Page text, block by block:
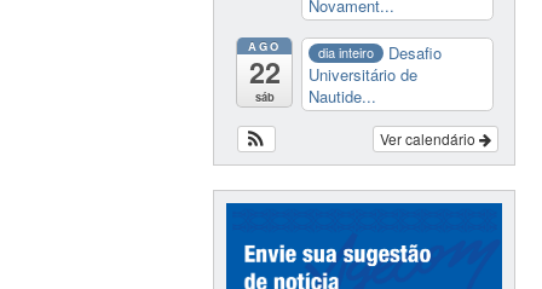
Novament...
AGO
22
sáb
dia inteiro
Desafio
Universitário de
Nautide...
Ver calendário